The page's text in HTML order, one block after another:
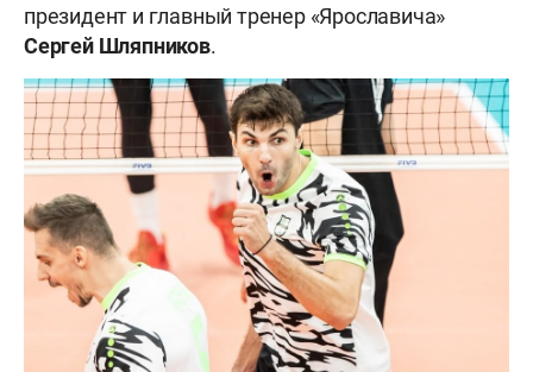
президент и главный тренер «Ярославича»
Сергей Шляпников.